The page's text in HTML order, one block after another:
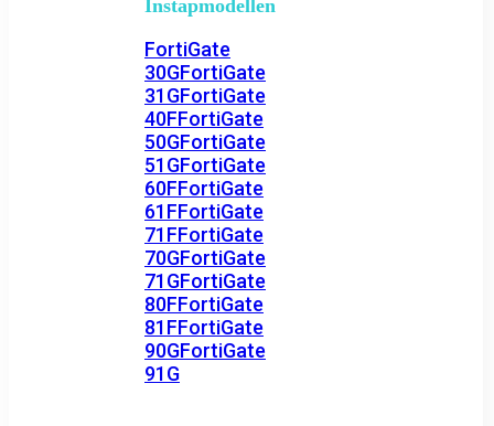
Instapmodellen
FortiGate
30GFortiGate
31GFortiGate
40FFortiGate
50GFortiGate
51GFortiGate
60FFortiGate
61FFortiGate
71FFortiGate
70GFortiGate
71GFortiGate
80FFortiGate
81FFortiGate
90GFortiGate
91G